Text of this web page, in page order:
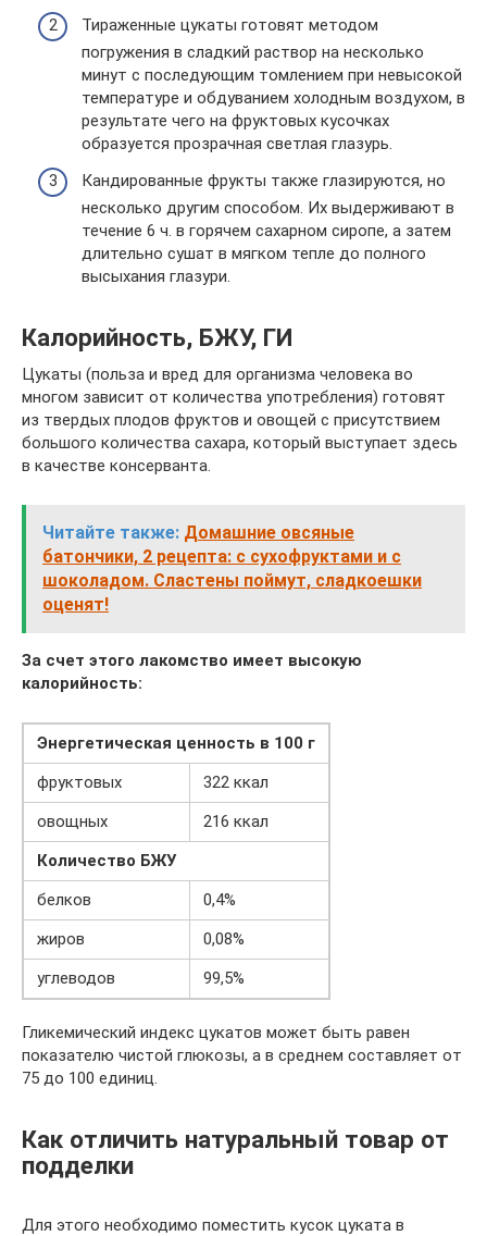
Тираженные цукаты готовят методом
погружения в сладкий раствор на несколько
минут с последующим томлением при невысокой
температуре и обдуванием холодным воздухом, в
результате чего на фруктовых кусочках
образуется прозрачная светлая глазурь.
Кандированные фрукты также глазируются, но
несколько другим способом. Их выдерживают в
течение 6 ч. в горячем сахарном сиропе, а затем
длительно сушат в мягком тепле до полного
высыхания глазури.
Калорийность, БЖУ, ГИ
Цукаты (польза и вред для организма человека во
многом зависит от количества употребления) готовят
из твердых плодов фруктов и овощей с присутствием
большого количества сахара, который выступает здесь
в качестве консерванта.
Читайте также: Домашние овсяные
батончики, 2 рецепта: с сухофруктами и с
шоколадом. Сластены поймут, сладкоешки
оценят!
За счет этого лакомство имеет высокую
калорийность:
Энергетическая ценность в 100 г
фруктовых
322 ккал
овощных
216 ккал
Количество БЖУ
белков
0,4%
жиров
0,08%
углеводов
99,5%
Гликемический индекс цукатов может быть равен
показателю чистой глюкозы, а в среднем составляет от
75 до 100 единиц.
Как отличить натуральный товар от
подделки
Для этого необходимо поместить кусок цуката в